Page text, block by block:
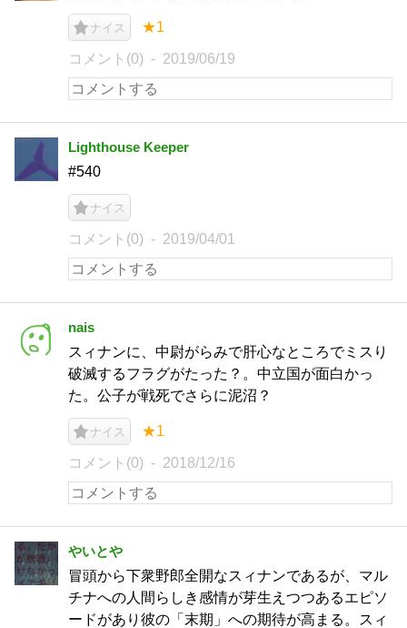
ナイス ★1
コメント(0) 2019/06/19
Lighthouse Keeper
#540
ナイス
コメント(0) 2019/04/01
nais
スィナンに、中尉がらみで肝心なところでミスり
破滅するフラグがたった？。中立国が面白かっ
た。公子が戦死でさらに泥沼？
ナイス ★1
コメント(0) 2018/12/16
やいとや
冒頭から下衆野郎全開なスィナンであるが、マル
チナへの人間らしき感情が芽生えつつあるエピソ
ードがあり彼の「末期」への期待が高まる。スィ